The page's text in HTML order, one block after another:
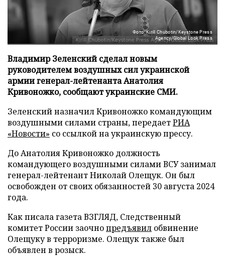
Фото: Kirill Chubotin/Keystone Press
Agency/Global Look Press
Владимир Зеленский сделал новым
руководителем воздушных сил украинской
армии генерал-лейтенанта Анатолия
Кривоножко, сообщают украинские СМИ.
Зеленский назначил Кривоножко командующим
воздушными силами страны, передаетРИА
«Новости» со ссылкой на украинскую прессу.
До Анатолия Кривоножко должность
командующего воздушными силами ВСУ занимал
генерал-лейтенант Николай Олещук. Он был
освобожден от своих обязанностей 30 августа 2024
года.
Как писала газета ВЗГЛЯД, Следственный
комитет России заочнопредъявил обвинение
Олещуку в терроризме. Олещук также был
объявлен в розыск.